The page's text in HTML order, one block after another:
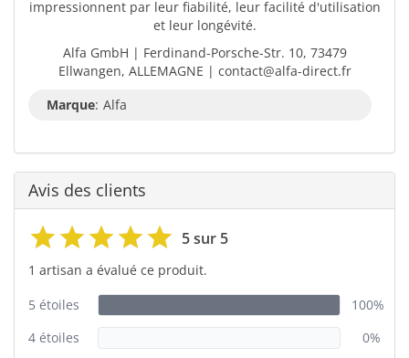
impressionnent par leur fiabilité, leur facilité d'utilisation
et leur longévité.
Alfa GmbH | Ferdinand-Porsche-Str. 10, 73479
Ellwangen, ALLEMAGNE | contact@alfa-direct.fr
Marque: Alfa
Avis des clients
5 sur 5
1 artisan a évalué ce produit.
5 étoiles
100%
4 étoiles
0%